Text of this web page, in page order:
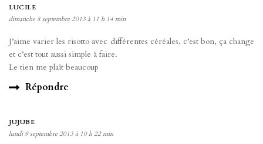
LUCILE
dimanche 8 septembre 2013 à 11 h 14 min
J’aime varier les risotto avec différentes céréales, c’est bon, ça change
et c’est tout aussi simple à faire.
Le tien me plaît beaucoup
Répondre
JUJUBE
lundi 9 septembre 2013 à 10 h 22 min